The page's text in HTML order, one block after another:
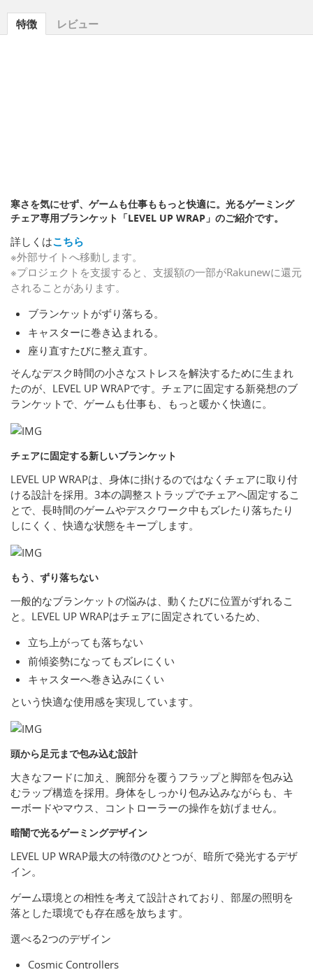
特徴 レビュー
寒さを気にせず、ゲームも仕事ももっと快適に。光るゲーミング
チェア専用ブランケット「LEVEL UP WRAP」のご紹介です。
詳しくはこちら
※外部サイトへ移動します。
※プロジェクトを支援すると、支援額の一部がRakunewに還元
されることがあります。
ブランケットがずり落ちる。
キャスターに巻き込まれる。
座り直すたびに整え直す。
そんなデスク時間の小さなストレスを解決するために生まれ
たのが、LEVEL UP WRAPです。チェアに固定する新発想のブ
ランケットで、ゲームも仕事も、もっと暖かく快適に。
チェアに固定する新しいブランケット
LEVEL UP WRAPは、身体に掛けるのではなくチェアに取り付
ける設計を採用。3本の調整ストラップでチェアへ固定するこ
とで、長時間のゲームやデスクワーク中もズレたり落ちたり
しにくく、快適な状態をキープします。
もう、ずり落ちない
一般的なブランケットの悩みは、動くたびに位置がずれるこ
と。LEVEL UP WRAPはチェアに固定されているため、
立ち上がっても落ちない
前傾姿勢になってもズレにくい
キャスターへ巻き込みにくい
という快適な使用感を実現しています。
頭から足元まで包み込む設計
大きなフードに加え、腕部分を覆うフラップと脚部を包み込
むラップ構造を採用。身体をしっかり包み込みながらも、キ
ーボードやマウス、コントローラーの操作を妨げません。
暗闇で光るゲーミングデザイン
LEVEL UP WRAP最大の特徴のひとつが、暗所で発光するデザ
イン。
ゲーム環境との相性を考えて設計されており、部屋の照明を
落とした環境でも存在感を放ちます。
選べる2つのデザイン
Cosmic Controllers